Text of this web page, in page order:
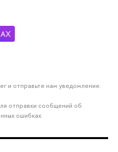
и отправьте нам уведомление.
отправки сообщений об
ошибках.